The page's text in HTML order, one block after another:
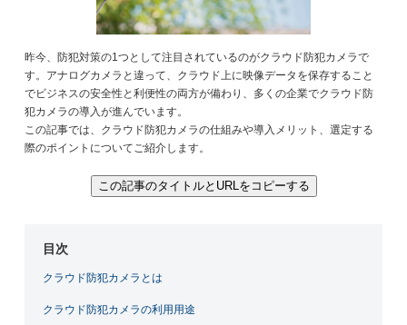
昨今、防犯対策の1つとして注目されているのがクラウド防犯カメラで
す。アナログカメラと違って、クラウド上に映像データを保存すること
でビジネスの安全性と利便性の両方が備わり、多くの企業でクラウド防
犯カメラの導入が進んでいます。
この記事では、クラウド防犯カメラの仕組みや導入メリット、選定する
際のポイントについてご紹介します。
この記事のタイトルとURLをコピーする
目次
クラウド防犯カメラとは
クラウド防犯カメラの利用用途